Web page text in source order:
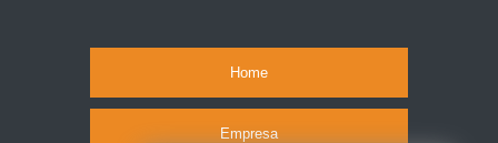
Home
Empresa